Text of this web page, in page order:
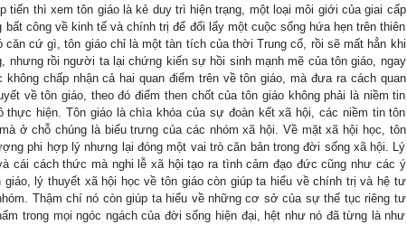
tiến thì xem tôn giáo là kẻ duy trì hiện trạng, một loại môi giới của giai cấp
công về kinh tế và chính trị để đổi lấy một cuộc sống hứa hẹn trên thiên
cứ gì, tôn giáo chỉ là một tàn tích của thời Trung cổ, rồi sẽ mất hẳn khi
rồi người ta lại chứng kiến sự hồi sinh mạnh mẽ của tôn giáo, ngay
chấp nhận cả hai quan điểm trên về tôn giáo, mà đưa ra cách quan
về tôn giáo, theo đó điểm then chốt của tôn giáo không phải là niềm tin
hiện. Tôn giáo là chìa khóa của sự đoàn kết xã hội, các niềm tin tôn
ở chỗ chúng là biểu trưng của các nhóm xã hội. Về mặt xã hội học, tôn
phi hợp lý nhưng lại đóng một vai trò căn bản trong đời sống xã hội. Lý
cái cách thức mà nghi lễ xã hội tạo ra tình cảm đạo đức cũng như các ý
lý thuyết xã hội học về tôn giáo còn giúp ta hiểu về chính trị và hệ tư
Thậm chí nó còn giúp ta hiểu về những cơ sở của sự thế tục riêng tư
trong mọi ngóc ngách của đời sống hiện đại, hệt như nó đã từng là như